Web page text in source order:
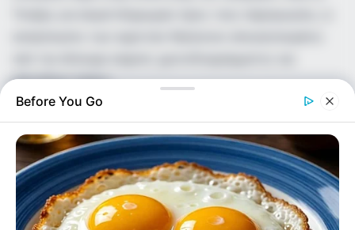
εξετάζουν πλέον…
Before You Go